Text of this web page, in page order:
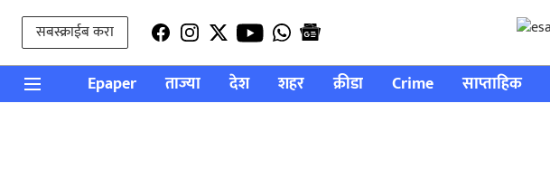
सबस्क्राईब करा
Epaper ताज्या देश शहर क्रीडा Crime साप्ताहिक